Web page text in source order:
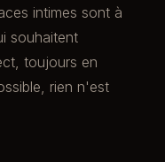
intimes sont à
souhaitent
toujours en
rien n'est